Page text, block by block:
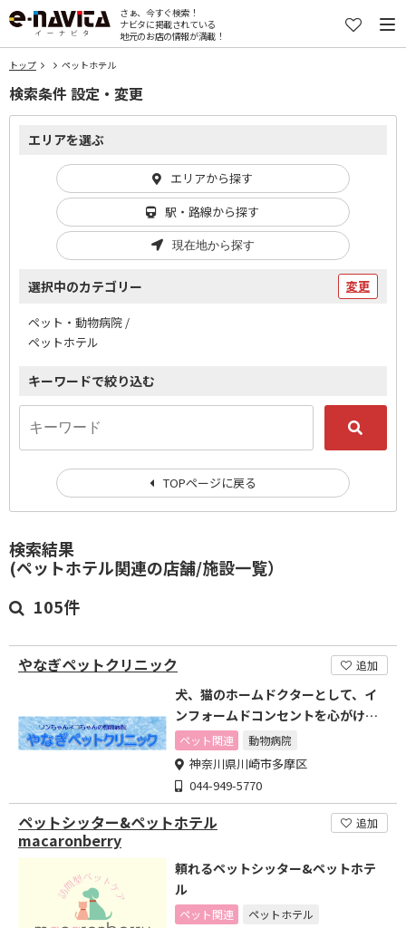
さぁ、今すぐ検索！
ナビタに掲載されている
地元のお店の情報が満載！
トップ ペットホテル
検索結果
(ペットホテル関連の店舗/施設一覧）
105件
やなぎペットクリニック 追加
犬、猫のホームドクターとして、イ
ンフォームドコンセントを心がけた
診療を目指します
ペット関連 動物病院
神奈川県川崎市多摩区
044-949-5770
ペットシッター&ペットホテル
macaronberry
追加
頼れるペットシッター&ペットホテ
ル
ペット関連 ペットホテル
検索条件 設定・変更
エリアを選ぶ
エリアから探す
駅・路線から探す
現在地から探す
選択中のカテゴリー 変更
ペット・動物病院 /
ペットホテル
キーワードで絞り込む
TOPページに戻る